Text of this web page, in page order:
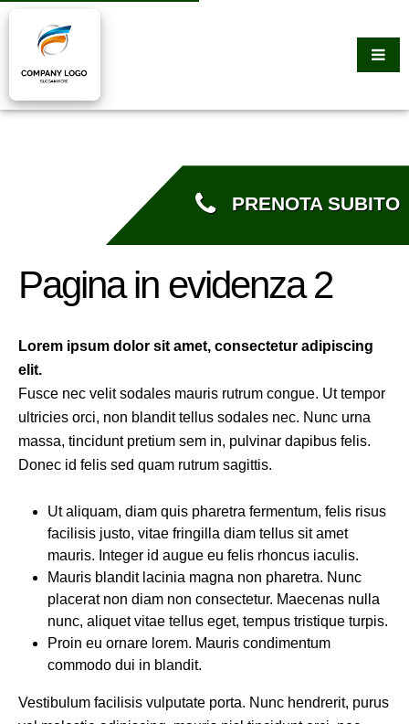
PRENOTA SUBITO
Pagina in evidenza 2
Lorem ipsum dolor sit amet, consectetur adipiscing
elit.
Fusce nec velit sodales mauris rutrum congue. Ut tempor
ultricies orci, non blandit tellus sodales nec. Nunc urna
massa, tincidunt pretium sem in, pulvinar dapibus felis.
Donec id felis sed quam rutrum sagittis.
Ut aliquam, diam quis pharetra fermentum, felis risus
facilisis justo, vitae fringilla diam tellus sit amet
mauris. Integer id augue eu felis rhoncus iaculis.
Mauris blandit lacinia magna non pharetra. Nunc
placerat non diam non consectetur. Maecenas nulla
nunc, aliquet vitae tellus eget, tempus tristique turpis.
Proin eu ornare lorem. Mauris condimentum
commodo dui in blandit.
Vestibulum facilisis vulputate porta. Nunc hendrerit, purus